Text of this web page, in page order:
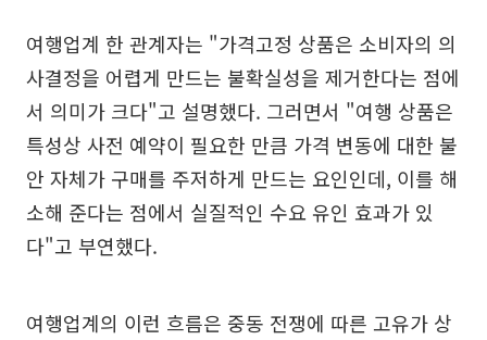
여행업계 한 관계자는 "가격고정 상품은 소비자의 의
사결정을 어렵게 만드는 불확실성을 제거한다는 점에
서 의미가 크다"고 설명했다. 그러면서 "여행 상품은
특성상 사전 예약이 필요한 만큼 가격 변동에 대한 불
안 자체가 구매를 주저하게 만드는 요인인데, 이를 해
소해 준다는 점에서 실질적인 수요 유인 효과가 있
다"고 부연했다.
여행업계의 이런 흐름은 중동 전쟁에 따른 고유가 상